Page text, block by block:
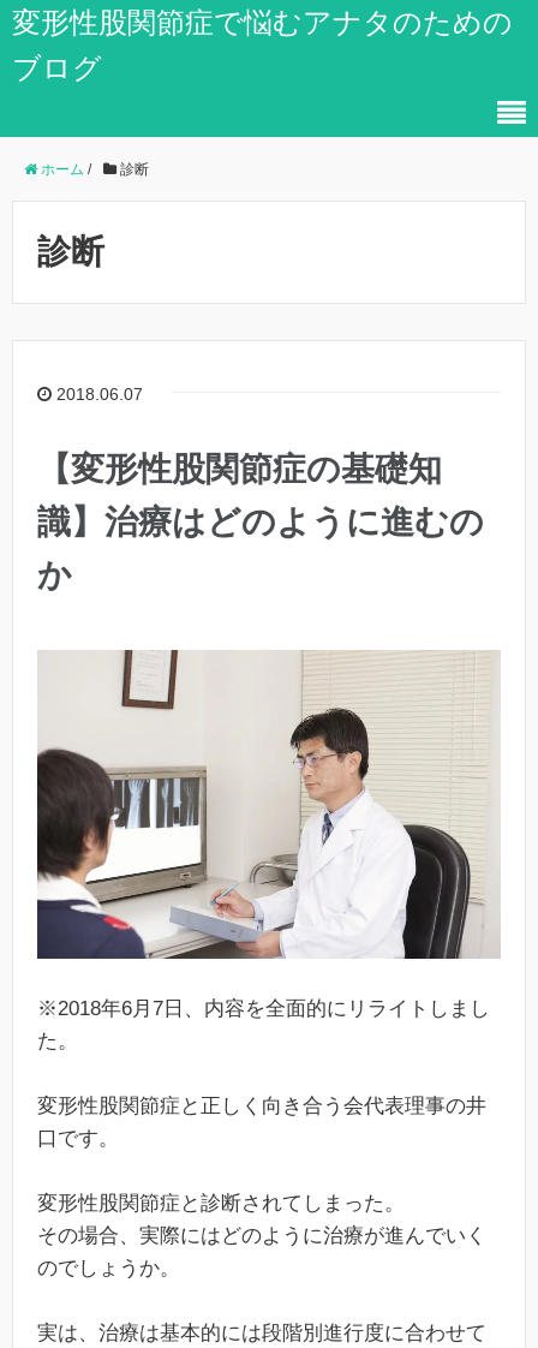
変形性股関節症で悩むアナタのための
ブログ
ホーム / 診断
診断
2018.06.07
【変形性股関節症の基礎知
識】治療はどのように進むの
か
※2018年6月7日、内容を全面的にリライトしまし
た。
変形性股関節症と正しく向き合う会代表理事の井
口です。
変形性股関節症と診断されてしまった。
その場合、実際にはどのように治療が進んでいく
のでしょうか。
実は、治療は基本的には段階別進行度に合わせて